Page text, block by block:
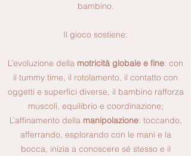
bambino.
Il gioco sostiene:
L’evoluzione della motricità globale e fine: con
il tummy time, il rotolamento, il contatto con
oggetti e superfici diverse, il bambino rafforza
muscoli, equilibrio e coordinazione;
L’affinamento della manipolazione: toccando,
afferrando, esplorando con le mani e la
bocca, inizia a conoscere sé stesso e il